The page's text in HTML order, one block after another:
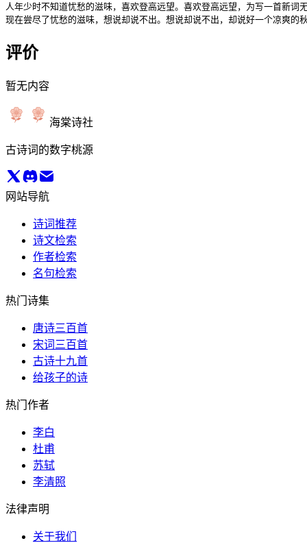
人年少时不知道忧愁的滋味，喜欢登高远望。喜欢登高远望，为写一首新词
现在尝尽了忧愁的滋味，想说却说不出。想说却说不出，却说好一个凉爽的
评价
暂无内容
海棠诗社
古诗词的数字桃源
网站导航
诗词推荐
诗文检索
作者检索
名句检索
热门诗集
唐诗三百首
宋词三百首
古诗十九首
给孩子的诗
热门作者
李白
杜甫
苏轼
李清照
法律声明
关于我们